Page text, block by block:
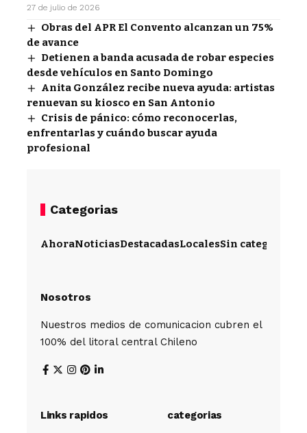
27 de julio de 2026
Obras del APR El Convento alcanzan un 75%
de avance
Detienen a banda acusada de robar especies
desde vehículos en Santo Domingo
Anita González recibe nueva ayuda: artistas
renuevan su kiosco en San Antonio
Crisis de pánico: cómo reconocerlas,
enfrentarlas y cuándo buscar ayuda
profesional
Categorias
AhoraNoticiasDestacadasLocalesSin categoría
Nosotros
Nuestros medios de comunicacion cubren el
100% del litoral central Chileno
Links rapidos categorias